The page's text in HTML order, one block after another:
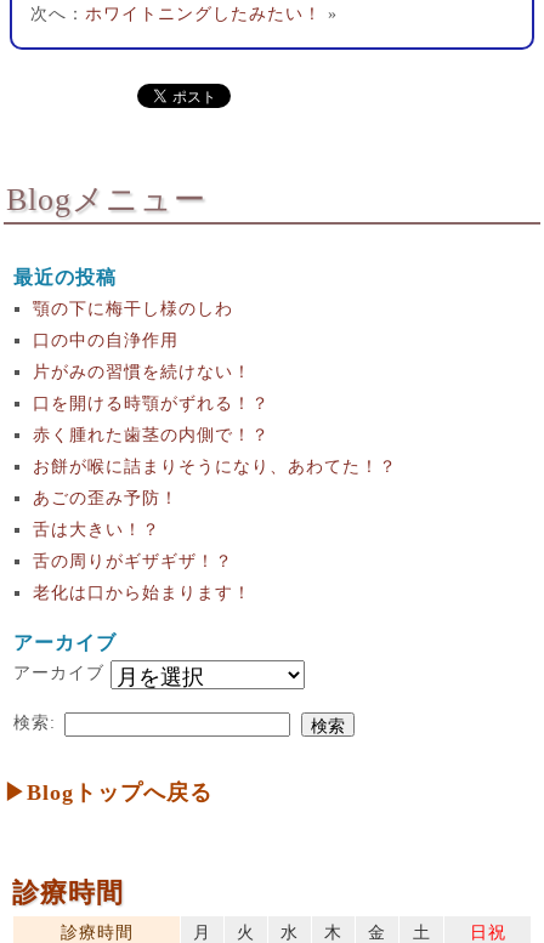
次へ： ホワイトニングしたみたい！ »
Blogメニュー
最近の投稿
顎の下に梅干し様のしわ
口の中の自浄作用
片がみの習慣を続けない！
口を開ける時顎がずれる！？
赤く腫れた歯茎の内側で！？
お餅が喉に詰まりそうになり、あわてた！？
あごの歪み予防！
舌は大きい！？
舌の周りがギザギザ！？
老化は口から始まります！
アーカイブ
アーカイブ
検索:
▶Blogトップへ戻る
診療時間
診療時間 月 火 水 木 金 土
日祝